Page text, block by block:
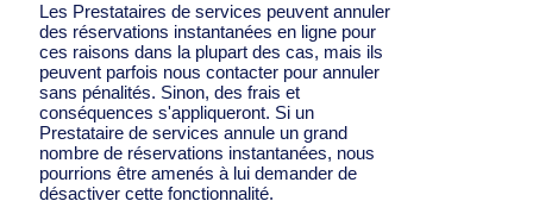
Les Prestataires de services peuvent annuler
des réservations instantanées en ligne pour
ces raisons dans la plupart des cas, mais ils
peuvent parfois nous contacter pour annuler
sans pénalités. Sinon, des frais et
conséquences s'appliqueront. Si un
Prestataire de services annule un grand
nombre de réservations instantanées, nous
pourrions être amenés à lui demander de
désactiver cette fonctionnalité.